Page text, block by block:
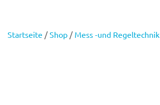
Startseite /Shop / Mess -und Regeltechnik